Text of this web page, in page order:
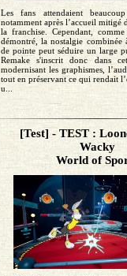
Les fans attendaient
notamment après l’accueil mitigé
la franchise. Cependant,
démontré, la nostalgie combinée
de pointe peut séduire un large
Remake s'inscrit donc dans
modernisant les graphismes,
tout en préservant ce qui rendait
u...
[Test] - TEST :
Wacky
World of